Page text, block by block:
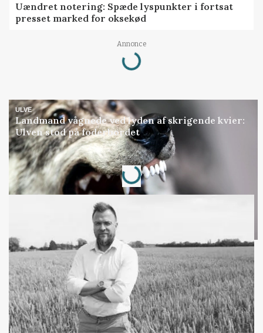
Uændret notering: Spæde lyspunkter i fortsat
presset marked for oksekød
Annonce
Loading...
ULVE
Landmand vågnede ved lyden af skrigende kvier:
Ulven stod på foderbordet
Annonce
Loading...